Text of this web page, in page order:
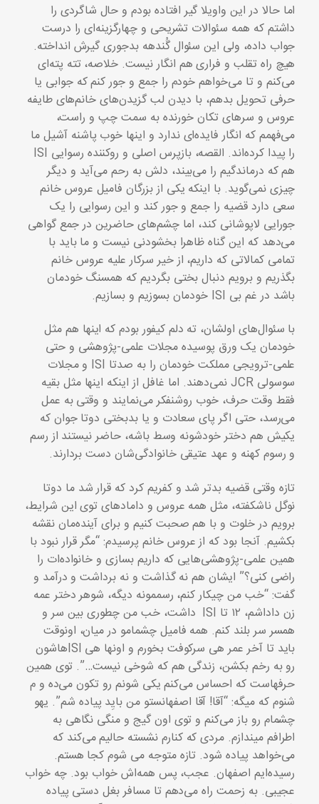
اما حالا در این واویلا گیر افتاده بودم و حال شاگردی را
داشتم که همه سئوالات تشریحی و چهارگزینه‌ای را درست
جواب داده، ولی این سئوال گُندهه بدجوری گیرش انداخته.
هیچ راه تقلب و فراری هم انگار نیست. خلاصه، تته پته‌ای
می‌کنم و تا می‌خواهم خودم را جمع و جور کنم که جوابی یا
حرفی تحویل بدهم، با دیدن لب‌ گزیدن‌های خانم‌های طایفه
عروس و سرهای تکان خورنده به سمت چپ و راست،
می‌فهمم که انگار فایده‌ای ندارد و اینها خوب پاشنه آشیل ما
را پیدا کرده‌اند. القصه، بازپرس اصلی و روکننده رسوایی ISI
هم که درماندگیم را می‌بیند، دلش به رحم می‌آید و دیگر
چیزی نمی‌گوید. با اینکه یکی از بزرگان فامیل عروس خانم
سعی دارد قضیه را جمع و جور کند و این رسوایی را یک
جورایی لاپوشانی کند، اما چشم‌های حاضرین در جمع گواهی
می‌دهد که این گناه ظاهرا بخشودنی نیست و ما باید با
تمامی کمالاتی که داریم، از خیر سرکار علیه عروس خانم
بگذریم و برویم دنبال بختی بگردیم که همسنگ خودمان
باشد در غم بی ISI خودمان بسوزیم و بسازیم.
با سئوال‌های اولشان، ته دلم کیفور بودم که اینها هم مثل
خودمان یک ورق پوسیده مجلات علمی-پژوهشی و حتی
علمی-ترویجی مملکت خودمان را به صدتا ISI و مجلات
سوسولی JCR نمی‌دهند. اما غافل از اینکه اینها مثل بقیه
فقط وقت حرف، خوب روشنفکر می‌نمایند و وقتی به عمل
می‌رسد، حتی اگر پای سعادت و یا بدبختی دوتا جوان که
یکیش هم دختر خودشونه وسط باشه، حاضر نیستند از رسم
و رسوم کهنه و عهد عتیقی خانوادگی‌شان دست بردارند.
تازه وقتی قضیه بدتر شد و کفریم کرد که قرار شد ما دوتا
نوگل ناشکفته، مثل همه عروس و دامادهای توی این شرایط،
برویم در خلوت و با هم صحبت کنیم و برای آینده‌مان نقشه
بکشیم. آنجا بود که از عروس خانم پرسیدم: “مگر قرار نبود با
همین علمی-پژوهشی‌هایی که داریم بسازی و خانواده‌ات را
راضی کنی؟” ایشان هم نه گذاشت و نه برداشت و درآمد و
گفت: “خب من چیکار کنم، رسممونه دیگه، شوهر دختر عمه
زن داداشم، ۱۲ تا ISI داشت، خب من چطوری بین سر و
همسر سر بلند کنم. همه فامیل چشمامو در میان، اونوقت
باید تا آخر عمر هی سرکوفت بخورم و اونها هی ISIهاشون
رو به رخم بکشن، زندگی هم که شوخی نیست…”. توی همین
حرفهاست که احساس می‌کنم یکی شونم رو تکون می‌ده و م‌
شنوم که میگه: “آقا! آقا اصفهانستو من بایِد پیاده شم”. یهو
چشمام رو باز می‌کنم و توی اون گیج و منگی نگاهی به
اطرافم میندازم. مردی که کنارم نشسته حالیم می‌کند که
می‌خواهد پیاده شود. تازه متوجه می شوم کجا هستم.
رسیده‌ایم اصفهان. عجب، پس همه‌اش خواب بود. چه خواب
عجیبی. به زحمت راه می‌دهم تا مسافر بغل دستی پیاده